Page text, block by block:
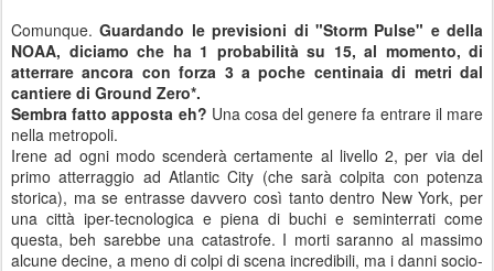
Comunque.Guardando le previsioni di "Storm Pulse" e della
NOAA, diciamo che ha 1 probabilità su 15, al momento, di
atterrare ancora con forza 3 a poche centinaia di metri dal
cantiere di Ground Zero*.
Sembra fatto apposta eh? Una cosa del genere fa entrare il mare
nella metropoli.
Irene ad ogni modo scenderà certamente al livello 2, per via del
primo atterraggio ad Atlantic City (che sarà colpita con potenza
storica), ma se entrasse davvero così tanto dentro New York, per
una città iper-tecnologica e piena di buchi e seminterrati come
questa, beh sarebbe una catastrofe. I morti saranno al massimo
alcune decine, a meno di colpi di scena incredibili, ma i danni socio-